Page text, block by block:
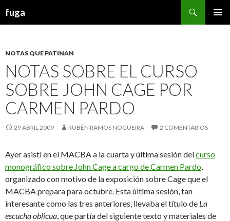
fuga
NOTAS QUE PATINAN
NOTAS SOBRE EL CURSO
SOBRE JOHN CAGE POR
CARMEN PARDO
29 ABRIL 2009 RUBÉN RAMOS NOGUEIRA 2 COMENTARIOS
Ayer asistí en el MACBA a la cuarta y última sesión delcurso
monográfico sobre John Cage a cargo de Carmen Pardo,
organizado con motivo de la exposición sobre Cage que el
MACBA prepara para octubre. Esta última sesión, tan
interesante como las tres anteriores, llevaba el título de La
escucha oblicua, que partía del siguiente texto y materiales de